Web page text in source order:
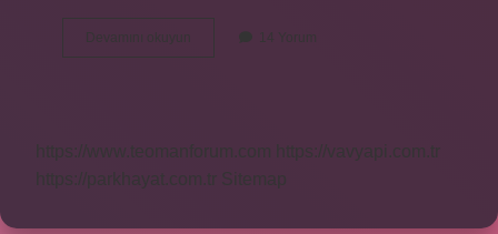
Devamını okuyun
En
14 Yorum
https://www.teomanforum.com
https://vavyapi.com.tr
https://parkhayat.com.tr
Sitemap